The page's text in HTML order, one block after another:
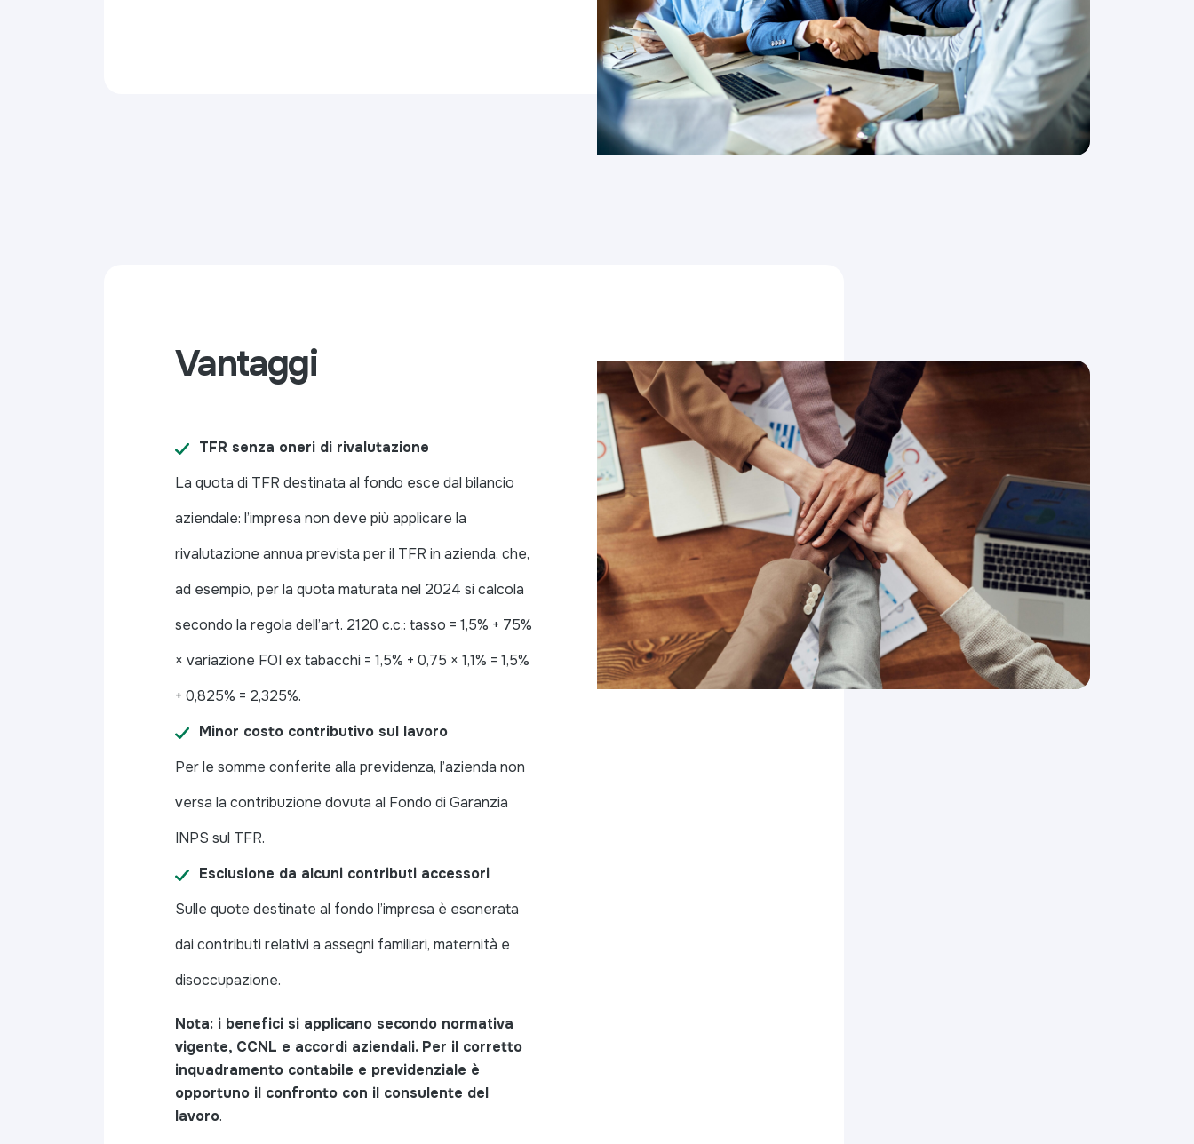
Vantaggi
TFR senza oneri di rivalutazione
La quota di TFR destinata al fondo esce dal bilancio
aziendale: l’impresa non deve più applicare la
rivalutazione annua prevista per il TFR in azienda, che,
ad esempio, per la quota maturata nel 2024 si calcola
secondo la regola dell’art. 2120 c.c.: tasso = 1,5% + 75%
× variazione FOI ex tabacchi = 1,5% + 0,75 × 1,1% = 1,5%
+ 0,825% = 2,325%.
Minor costo contributivo sul lavoro
Per le somme conferite alla previdenza, l’azienda non
versa la contribuzione dovuta al Fondo di Garanzia
INPS sul TFR.
Esclusione da alcuni contributi accessori
Sulle quote destinate al fondo l’impresa è esonerata
dai contributi relativi a assegni familiari, maternità e
disoccupazione.
Nota: i benefici si applicano secondo normativa
vigente, CCNL e accordi aziendali. Per il corretto
inquadramento contabile e previdenziale è
opportuno il confronto con il consulente del
lavoro.